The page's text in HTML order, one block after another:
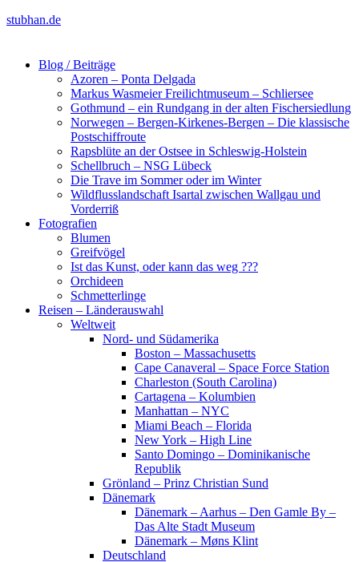
stubhan.de
Blog / Beiträge
Azoren – Ponta Delgada
Markus Wasmeier Freilichtmuseum – Schliersee
Gothmund – ein Rundgang in der alten Fischersiedlung
Norwegen – Bergen-Kirkenes-Bergen – Die klassische
Postschiffroute
Rapsblüte an der Ostsee in Schleswig-Holstein
Schellbruch – NSG Lübeck
Die Trave im Sommer oder im Winter
Wildflusslandschaft Isartal zwischen Wallgau und
Vorderriß
Fotografien
Blumen
Greifvögel
Ist das Kunst, oder kann das weg ???
Orchideen
Schmetterlinge
Reisen – Länderauswahl
Weltweit
Nord- und Südamerika
Boston – Massachusetts
Cape Canaveral – Space Force Station
Charleston (South Carolina)
Cartagena – Kolumbien
Manhattan – NYC
Miami Beach – Florida
New York – High Line
Santo Domingo – Dominikanische
Republik
Grönland – Prinz Christian Sund
Dänemark
Dänemark – Aarhus – Den Gamle By –
Das Alte Stadt Museum
Dänemark – Møns Klint
Deutschland